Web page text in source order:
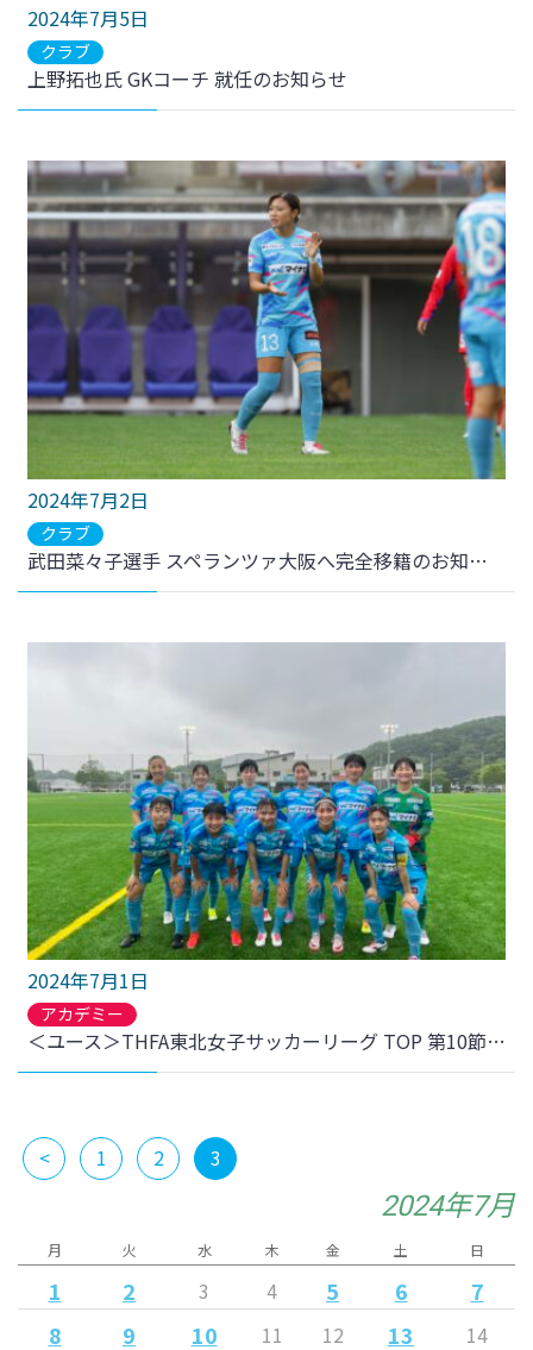
2024年7月5日
クラブ
上野拓也氏 GKコーチ 就任のお知らせ
2024年7月2日
クラブ
武田菜々子選手 スペランツァ大阪へ完全移籍のお知らせ
2024年7月1日
アカデミー
＜ユース＞THFA東北女子サッカーリーグ TOP 第10節 仙台大学戦 結果のお知らせ
< 1 2 3
2024年7月
月 火 水 木 金 土 日
1 2 3 4 5 6
7
8
9 10 11 12 13 14